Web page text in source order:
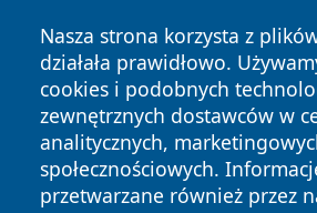
Nasza strona korzysta z
działała prawidłowo.
cookies i podobnych
zewnętrznych dostawców w
analitycznych,
społecznościowych.
przetwarzane również przez
Copyright © 2026 wrotagrudziadza.pl
zastrzeżone.